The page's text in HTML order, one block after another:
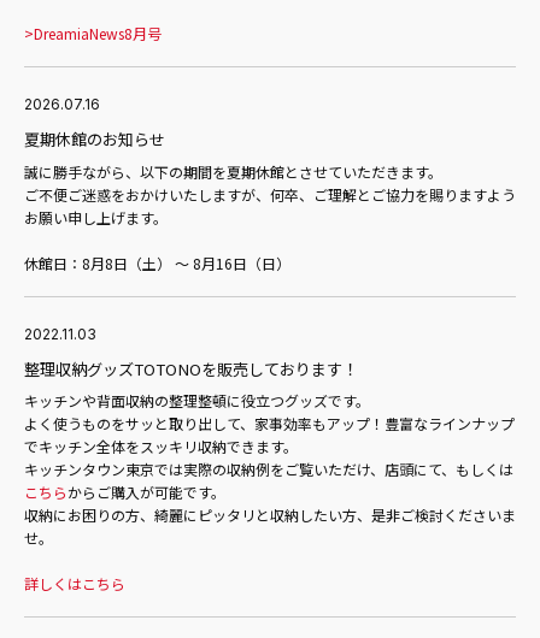
>DreamiaNews8月号
2026.07.16
夏期休館のお知らせ
誠に勝手ながら、以下の期間を夏期休館とさせていただきます。
ご不便ご迷惑をおかけいたしますが、何卒、ご理解とご協力を賜りますよう
お願い申し上げます。
休館日：8月8日（土） ～ 8月16日（日）
2022.11.03
整理収納グッズTOTONOを販売しております！
キッチンや背面収納の整理整頓に役立つグッズです。
よく使うものをサッと取り出して、家事効率もアップ！豊富なラインナップ
でキッチン全体をスッキリ収納できます。
キッチンタウン東京では実際の収納例をご覧いただけ、店頭にて、もしくは
こちらからご購入が可能です。
収納にお困りの方、綺麗にピッタリと収納したい方、是非ご検討くださいま
せ。
詳しくはこちら